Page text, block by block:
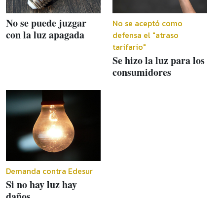
No se puede juzgar
con la luz apagada
No se aceptó como
defensa el "atraso
tarifario"
Se hizo la luz para los
consumidores
Demanda contra Edesur
Si no hay luz hay